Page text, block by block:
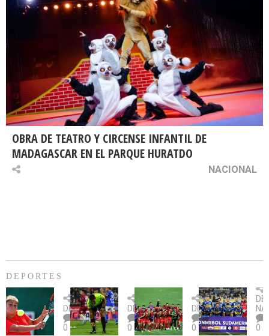
OBRA DE TEATRO Y CIRCENSE INFANTIL DE
MADAGASCAR EN EL PARQUE HURATDO
NACIONAL
DEPORTES
Billie
Jean
King
Cup:
DEPORTES
0
U.
Católica
fue
citada
DEPORTES
0
Copa
Sudamericana:
U.
La
DEPORTES
0
un
0